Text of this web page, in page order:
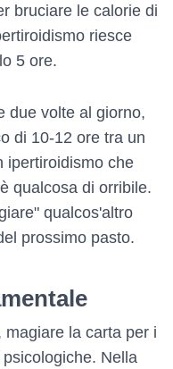
bruciare le calorie di
riesce
5 ore.
due volte al giorno,
di 10-12 ore tra un
ipertiroidismo che
qualcosa di orribile.
qualcos'altro
prossimo pasto.
la carta per i
Nella